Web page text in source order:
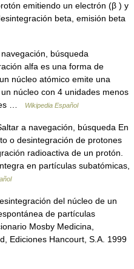
emitiendo un electrón (β ) y
beta, emisión beta
búsqueda
alfa es una forma de
núcleo atómico emite una
núcleo con 4 unidades menos
…
Wikipedia Español
a navegación, búsqueda En
o desintegración de protones
radioactiva de un protón.
en partículas subatómicas,
del núcleo de un
de partículas
Mosby Medicina,
Ediciones Hancourt, S.A. 1999